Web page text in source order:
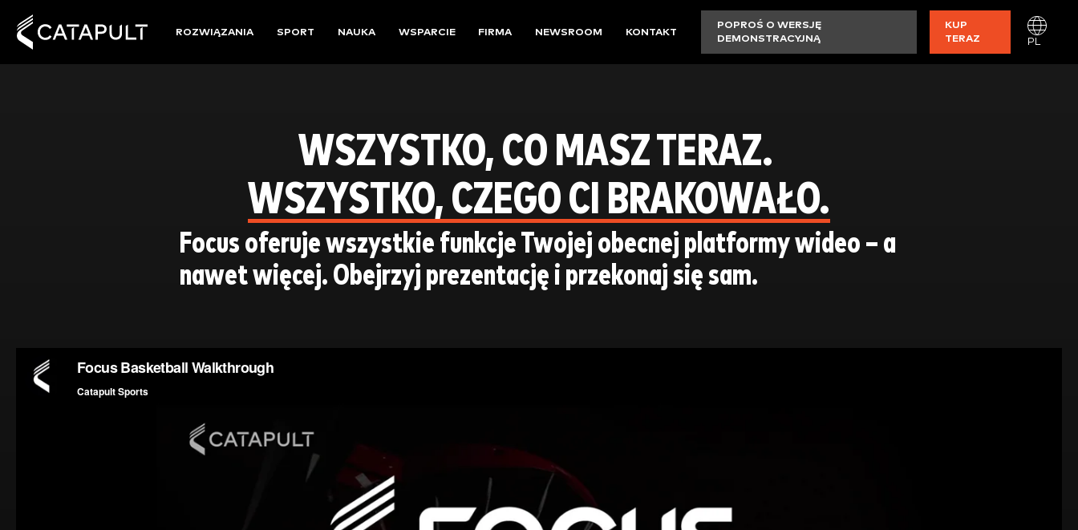
ROZWIĄZANIA SPORT NAUKA WSPARCIE FIRMA NEWSROOM KONTAKT
POPROŚ O WERSJĘ
DEMONSTRACYJNĄ
KUP
TERAZ
PL
WSZYSTKO, CO MASZ TERAZ.
WSZYSTKO, CZEGO CI BRAKOWAŁO.
Focus oferuje wszystkie funkcje Twojej obecnej platformy wideo – a
nawet więcej. Obejrzyj prezentację i przekonaj się sam.